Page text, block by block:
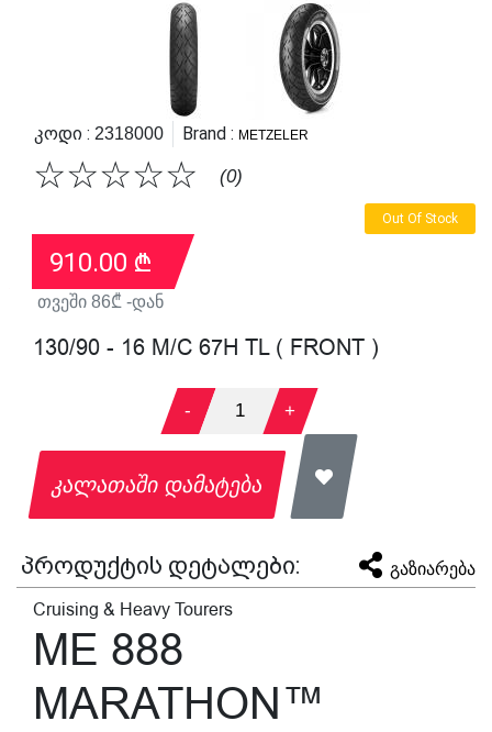
Კოდი : 2318000 Brand : METZELER
☆
☆
☆
☆
☆ (0)
Out Of Stock
910.00 ₾
თვეში 86₾ -დან
130/90 - 16 M/C 67H TL ( FRONT )
- 1 +
კალათაში დამატება
პროდუქტის დეტალები: გაზიარება
Cruising & Heavy Tourers
ME 888
MARATHON™